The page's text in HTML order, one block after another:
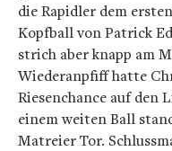
die Rapidler dem
Kopfball von Patrick
strich aber knapp am
Wiederanpfiff hatte
Riesenchance auf den
einem weiten Ball
Matreier Tor.